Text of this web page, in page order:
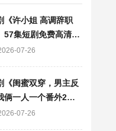
《许小姐 高调辞职
57集短剧免费高清在
放 07-26
《闺蜜双穿，男主反
俩一人一个番外2》6
剧高清完整版免费
07-26